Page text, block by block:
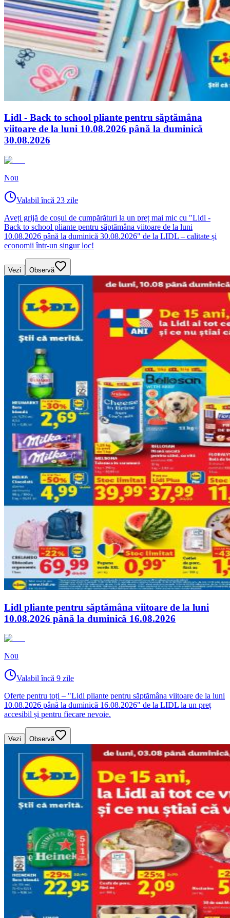
Lidl - Back to school pliante pentru săptămâna
viitoare de la luni 10.08.2026 până la duminică
30.08.2026
Nou
Valabil încă 23 zile
Aveți grijă de coșul de cumpărături la un preț mai mic cu "Lidl -
Back to school pliante pentru săptămâna viitoare de la luni
10.08.2026 până la duminică 30.08.2026" de la LIDL – calitate și
economii într-un singur loc!
Vezi Observă
Lidl pliante pentru săptămâna viitoare de la luni
10.08.2026 până la duminică 16.08.2026
Nou
Valabil încă 9 zile
Oferte pentru toți – "Lidl pliante pentru săptămâna viitoare de la luni
10.08.2026 până la duminică 16.08.2026" de la LIDL la un preț
accesibil și pentru fiecare nevoie.
Vezi Observă